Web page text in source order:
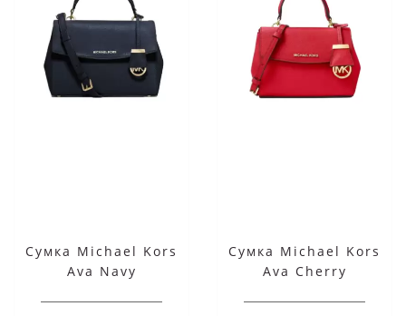
Сумка Michael Kors
Ava Navy
Сумка Michael Kors
Ava Cherry